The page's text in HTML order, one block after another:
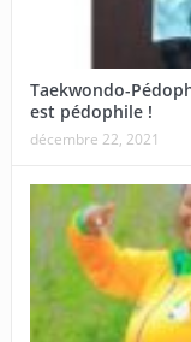
Taekwondo-
est pédophile !
décembre 22, 2021